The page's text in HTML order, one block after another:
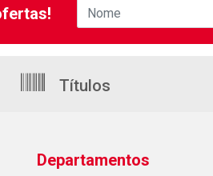
Títulos
Departamentos